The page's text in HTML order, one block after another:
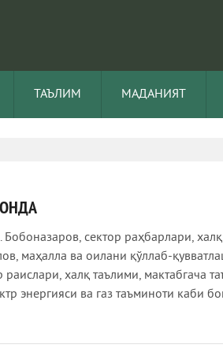
ТАЪЛИМ МАДАНИЯТ
сектор раҳбарлари, халқ
маҳалла ва оилани қўллаб-
халқ таълими, мактабгача
энергияси ва газ таъминоти каби